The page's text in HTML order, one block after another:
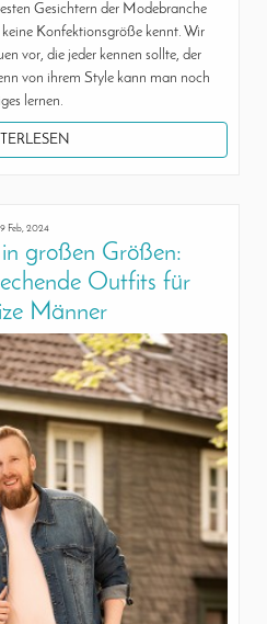
Gesichtern der Modebranche
Konfektionsgröße kennt. Wir
vor, die jeder kennen sollte, der
von ihrem Style kann man noch
lernen.
Feb, 2024
großen Größen:
Outfits für
Männer